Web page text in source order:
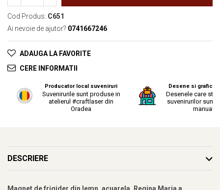
Cod Produs: C651
Ai nevoie de ajutor? 0741667246
ADAUGA LA FAVORITE
CERE INFORMATII
Producator local suveniruri
Suvenirurile sunt produse in
atelierul #craftlaser din
Oradea
Desene si grafica
Desenele care
suvenirurilor sunt
manual.
DESCRIERE